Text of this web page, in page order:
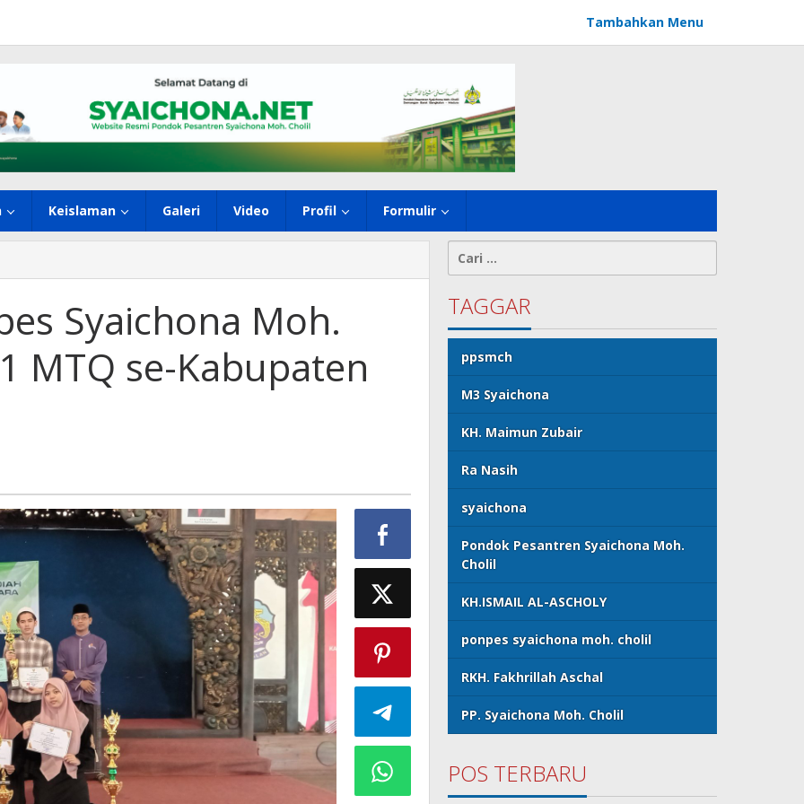
Tambahkan Menu
Keislaman Galeri Video Profil Formulir
Syaichona Moh.
MTQ se-Kabupaten
untuk:
TAGGAR
ppsmch
M3 Syaichona
KH. Maimun Zubair
Ra Nasih
syaichona
Pondok Pesantren Syaichona Moh.
Cholil
KH.ISMAIL AL-ASCHOLY
ponpes syaichona moh. cholil
RKH. Fakhrillah Aschal
PP. Syaichona Moh. Cholil
POS TERBARU